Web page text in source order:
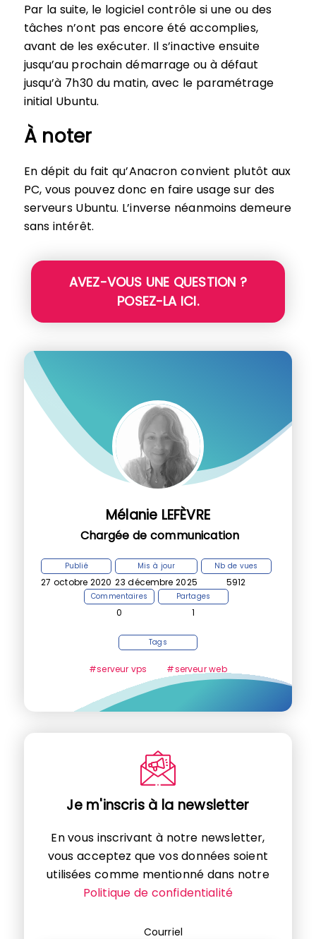
Par la suite, le logiciel contrôle si une ou des
tâches n’ont pas encore été accomplies,
avant de les exécuter. Il s’inactive ensuite
jusqu’au prochain démarrage ou à défaut
jusqu’à 7h30 du matin, avec le paramétrage
initial Ubuntu.
À noter
En dépit du fait qu’Anacron convient plutôt aux
PC, vous pouvez donc en faire usage sur des
serveurs Ubuntu. L’inverse néanmoins demeure
sans intérêt.
AVEZ-VOUS UNE QUESTION ?
POSEZ-LA ICI.
Mélanie LEFÈVRE
Chargée de communication
Publié
27 octobre 2020
Mis à jour
23 décembre 2025
Nb de vues
5912
Commentaires
0
Partages
1
Tags
#serveur vps #serveur web
Je m'inscris à la newsletter
En vous inscrivant à notre newsletter,
vous acceptez que vos données soient
utilisées comme mentionné dans notre
Politique de confidentialité
Courriel